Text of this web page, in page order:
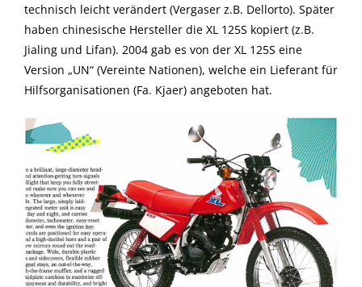
technisch leicht verändert (Vergaser z.B. Dellorto). Später
haben chinesische Hersteller die XL 125S kopiert (z.B.
Jialing und Lifan). 2004 gab es von der XL 125S eine
Version „UN“ (Vereinte Nationen), welche ein Lieferant für
Hilfsorganisationen (Fa. Kjaer) angeboten hat.